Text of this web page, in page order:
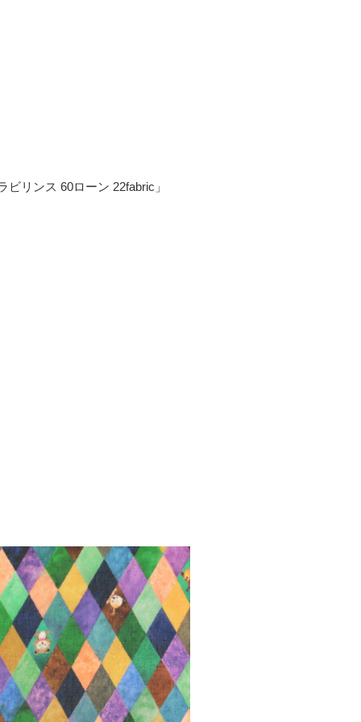
リンス 60ローン 22fabric」